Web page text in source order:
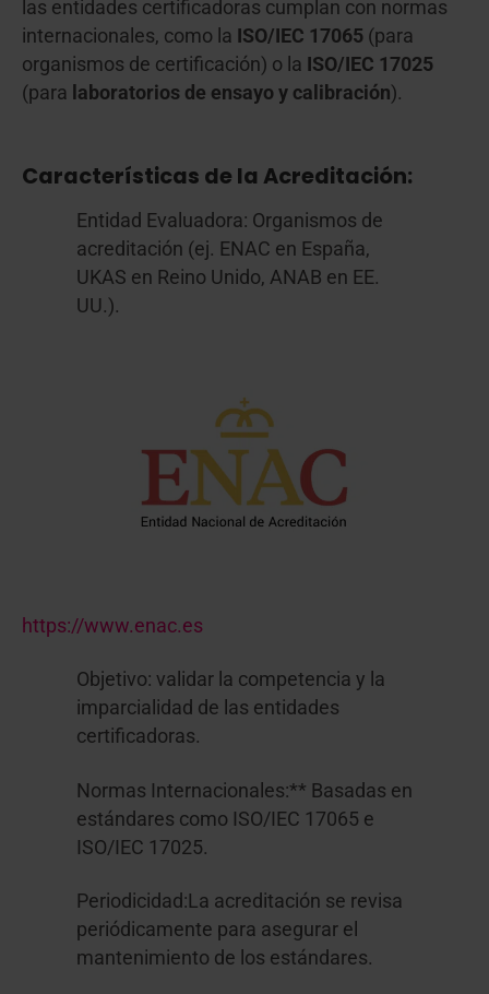
las entidades certificadoras cumplan con normas
internacionales, como la ISO/IEC 17065 (para
organismos de certificación) o la ISO/IEC 17025
(para laboratorios de ensayo y calibración).
Características de la Acreditación:
Entidad Evaluadora: Organismos de
acreditación (ej. ENAC en España,
UKAS en Reino Unido, ANAB en EE.
UU.).
https://www.enac.es
Objetivo: validar la competencia y la
imparcialidad de las entidades
certificadoras.
Normas Internacionales:** Basadas en
estándares como ISO/IEC 17065 e
ISO/IEC 17025.
Periodicidad:La acreditación se revisa
periódicamente para asegurar el
mantenimiento de los estándares.